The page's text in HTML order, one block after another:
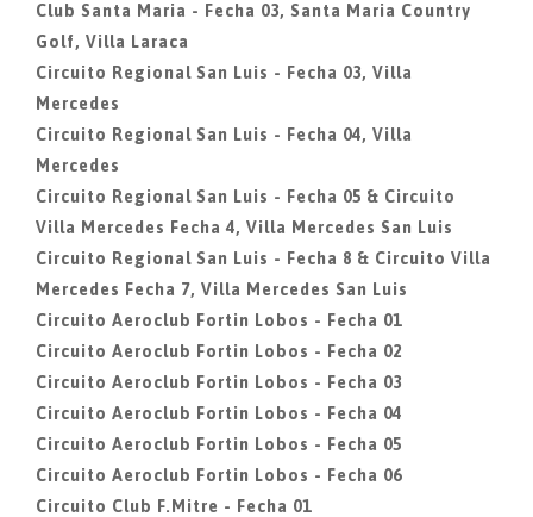
Club Santa Maria - Fecha 03, Santa Maria Country
Golf, Villa Laraca
Circuito Regional San Luis - Fecha 03, Villa
Mercedes
Circuito Regional San Luis - Fecha 04, Villa
Mercedes
Circuito Regional San Luis - Fecha 05 & Circuito
Villa Mercedes Fecha 4, Villa Mercedes San Luis
Circuito Regional San Luis - Fecha 8 & Circuito Villa
Mercedes Fecha 7, Villa Mercedes San Luis
Circuito Aeroclub Fortin Lobos - Fecha 01
Circuito Aeroclub Fortin Lobos - Fecha 02
Circuito Aeroclub Fortin Lobos - Fecha 03
Circuito Aeroclub Fortin Lobos - Fecha 04
Circuito Aeroclub Fortin Lobos - Fecha 05
Circuito Aeroclub Fortin Lobos - Fecha 06
Circuito Club F.Mitre - Fecha 01